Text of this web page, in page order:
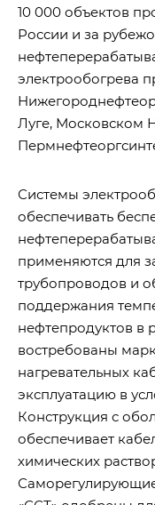
10 000 объектов
России и за
электрообогрева
Луге, Московском
Системы
обеспечивать
применяются для
трубопроводов и
поддержания
нефтепродуктов в
востребованы
нагревательных
эксплуатацию в
Конструкция с
обеспечивает
химических